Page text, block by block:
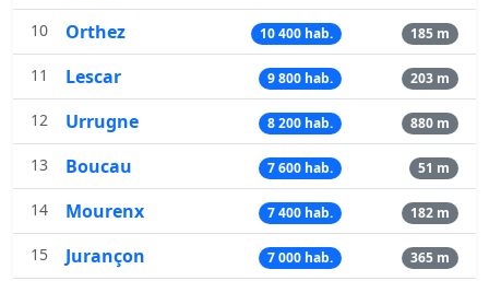
10 Orthez 10 400 hab. 185 m
11 Lescar 9 800 hab. 203 m
12 Urrugne 8 200 hab. 880 m
13 Boucau 7 600 hab. 51 m
14 Mourenx 7 400 hab. 182 m
15 Jurançon 7 000 hab. 365 m